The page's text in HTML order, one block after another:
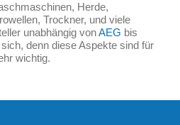
Herde,
Trockner, und viele
unabhängig vonAEG bis
denn diese Aspekte sind für
wichtig.